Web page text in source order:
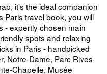
it's the ideal companion
Paris travel book, you will
- expertly chosen main
spots and relaxing
in Paris - handpicked
Notre-Dame, Parc Rives
Chapelle, Musée